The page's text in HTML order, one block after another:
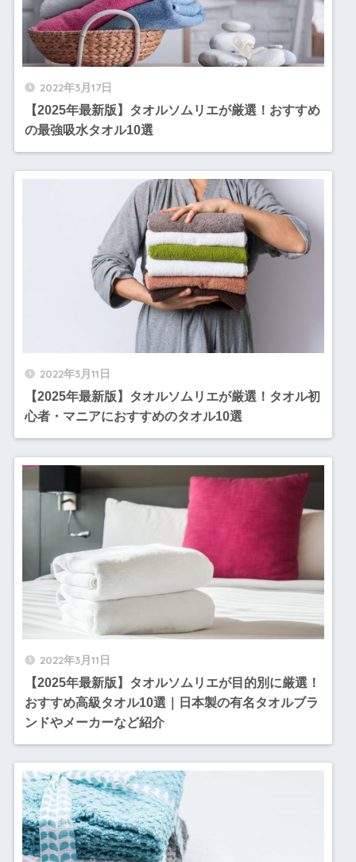
2022年3月17日
【2025年最新版】タオルソムリエが厳選！おすすめ
の最強吸水タオル10選
2022年3月11日
【2025年最新版】タオルソムリエが厳選！タオル初
心者・マニアにおすすめのタオル10選
2022年3月11日
【2025年最新版】タオルソムリエが目的別に厳選！
おすすめ高級タオル10選｜日本製の有名タオルブラ
ンドやメーカーなど紹介